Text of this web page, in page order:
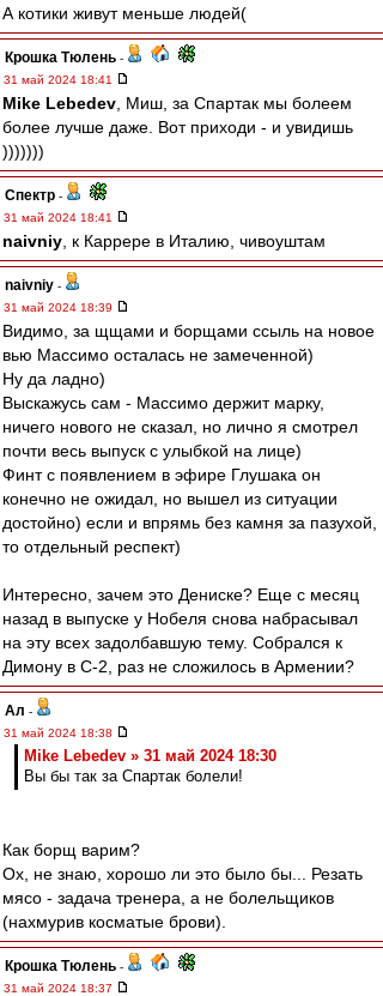
А котики живут меньше людей(
Крошка Тюлень -
31 май 2024 18:41
Mike Lebedev , Миш, за Спартак мы болеем
более лучше даже. Вот приходи - и увидишь
)))))))
Спектр -
31 май 2024 18:41
naivniy , к Каррере в Италию, чивоуштам
naivniy -
31 май 2024 18:39
Видимо, за щщами и борщами ссыль на новое
вью Массимо осталась не замеченной)
Ну да ладно)
Выскажусь сам - Массимо держит марку,
ничего нового не сказал, но лично я смотрел
почти весь выпуск с улыбкой на лице)
Финт с появлением в эфире Глушака он
конечно не ожидал, но вышел из ситуации
достойно) если и впрямь без камня за пазухой,
то отдельный респект)
Интересно, зачем это Дениске? Еще с месяц
назад в выпуске у Нобеля снова набрасывал
на эту всех задолбавшую тему. Собрался к
Димону в С-2, раз не сложилось в Армении?
Ал -
31 май 2024 18:38
Mike Lebedev » 31 май 2024 18:30
Вы бы так за Спартак болели!
Как борщ варим?
Ох, не знаю, хорошо ли это было бы... Резать
мясо - задача тренера, а не болельщиков
(нахмурив косматые брови).
Крошка Тюлень -
31 май 2024 18:37